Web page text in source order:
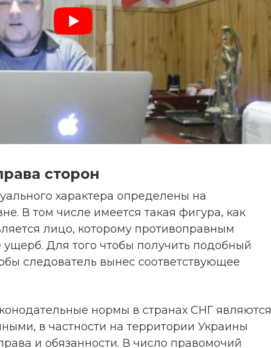
сторон
характера определены на
В том числе имеется такая фигура, как
лицо, которому противоправным
Для того чтобы получить подобный
следователь вынес соответствующее
нормы в странах СНГ являются
в частности на территории Украины
и обязанности. В число правомочий